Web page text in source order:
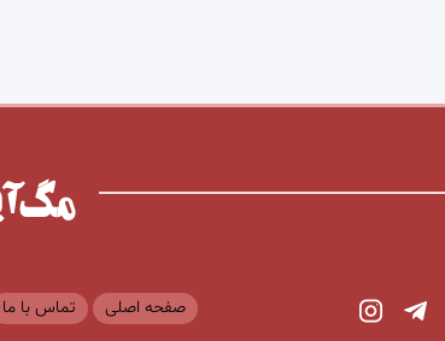
صفحه اصلی تماس با ما